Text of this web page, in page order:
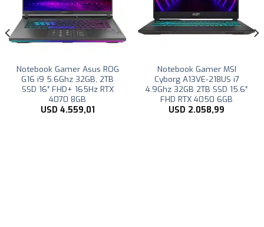
Notebook Gamer Asus ROG
G16 i9 5.6Ghz 32GB, 2TB
SSD 16″ FHD+ 165Hz RTX
4070 8GB
USD 4.559,01
Notebook Gamer MSI
Cyborg A13VE-218US i7
4.9Ghz 32GB 2TB SSD 15.6″
FHD RTX 4050 6GB
USD 2.058,99